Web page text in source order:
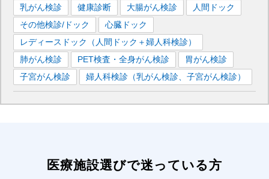
乳がん検診 健康診断 大腸がん検診
人間ドック
その他検診/ドック
心臓ドック
レディースドック（人間ドック＋婦人科検診）
肺がん検診
PET検査・全身がん検診
胃がん検診
子宮がん検診
婦人科検診（乳がん検診、子宮がん検診）
医療施設選びで迷っている方